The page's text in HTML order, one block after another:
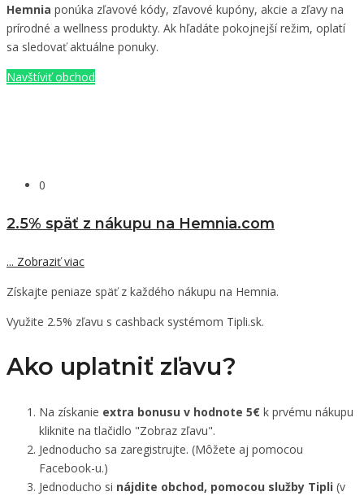
Hemnia ponúka zľavové kódy, zľavové kupóny, akcie a zľavy na
prírodné a wellness produkty. Ak hľadáte pokojnejší režim, oplatí
sa sledovať aktuálne ponuky.
Navštíviť obchod
0
2.5% späť z nákupu na Hemnia.com
... Zobraziť viac
Získajte peniaze späť z každého nákupu na Hemnia.
Využite 2.5% zľavu s cashback systémom Tipli.sk.
Ako uplatniť zľavu?
Na získanie extra bonusu v hodnote 5€ k prvému nákupu
kliknite na tlačidlo "Zobraz zľavu".
Jednoducho sa zaregistrujte. (Môžete aj pomocou
Facebook-u.)
Jednoducho si nájdite obchod, pomocou služby Tipli (v